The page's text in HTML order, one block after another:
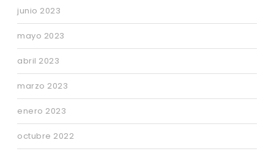
junio 2023
mayo 2023
abril 2023
marzo 2023
enero 2023
octubre 2022